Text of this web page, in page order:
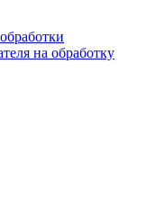
на обработку